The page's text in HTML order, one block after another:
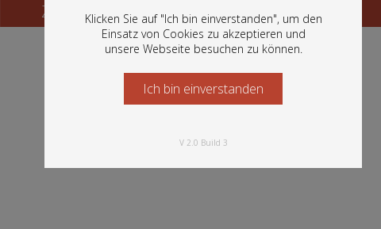
Klicken Sie auf "Ich bin einverstanden", um den
Einsatz von Cookies zu akzeptieren und
unsere Webseite besuchen zu können.
Grafiken und vieles mehr.
Ich bin einverstanden
Starten Sie jetzt
V 2.0 Build 3
Zum Katalogisat Zur Vorschau